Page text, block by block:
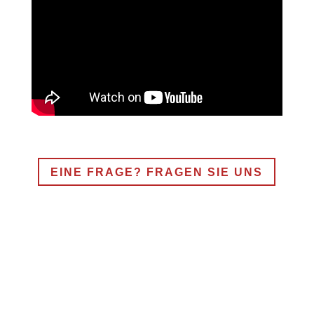
EINE FRAGE? FRAGEN SIE UNS